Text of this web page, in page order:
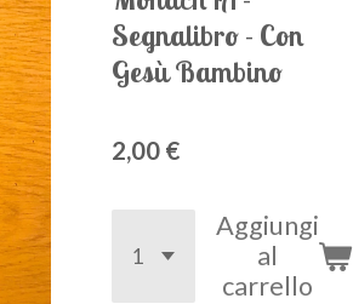
Segnalibro - Con
Gesù Bambino
2,00 €
Aggiungi
al
carrello